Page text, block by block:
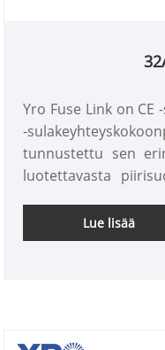
Yro Fuse Link on
-
tunnustettu sen
luotettavasta
turvallisesti ja
vikavirroita
Lue lisää